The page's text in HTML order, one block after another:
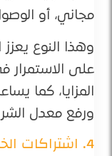
مجاني، أو
وهذا النوع يعزز
على الاستمرار
المزايا، كما
ورفع معدل
4. اشتراكات الخدمات الرقمية